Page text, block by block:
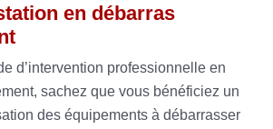
en débarras
d’intervention professionnelle en
sachez que vous bénéficiez un
des équipements à débarrasser